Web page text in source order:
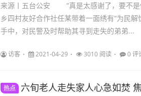
来源丨五台公安 “真是太感谢了，要不是
乡四村友好合作社任某带着一面绣有“为民
手中，对民警及时帮助其寻到走失的弟弟...
访客 2021-04-29 3010 阅读 0 评
热点 六旬老人走失家人心急如焚